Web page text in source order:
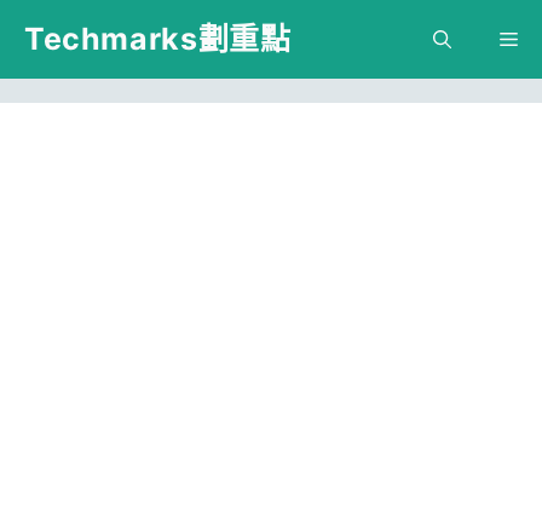
跳
主
Techmarks劃重點